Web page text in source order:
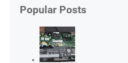
Popular Posts